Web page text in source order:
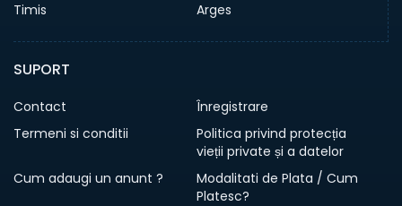
Timis
Arges
SUPORT
Contact
Înregistrare
Termeni si conditii
Politica privind protecția
vieții private și a datelor
Cum adaugi un anunt ?
Modalitati de Plata / Cum
Platesc?